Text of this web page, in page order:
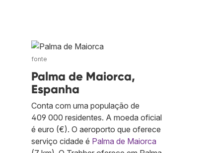
fonte
Palma de Maiorca,
Espanha
Conta com uma população de
409 000 residentes. A moeda oficial
é euro (€). O aeroporto que oferece
serviço cidade é Palma de Maiorca